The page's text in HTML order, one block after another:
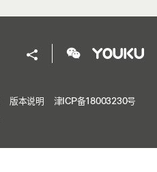
版本说明
津ICP备18003230号